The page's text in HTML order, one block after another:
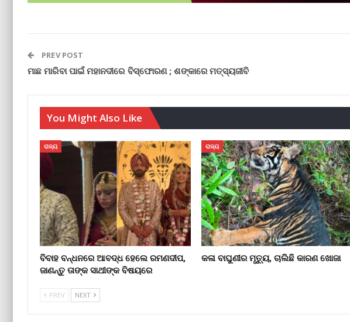
PREV POST
ମାଛ ମାରିବା ପାଇଁ ମହାନଦୀରେ ବିସ୍ଫୋରଣ ; ଶଙ୍କାରେ ମତ୍ସ୍ୟଜୀବି
You Might Also Like
ରାଜ୍ୟ
ବିବାହ ବନ୍ଧନରେ ଆବଦ୍ଧ ହେଲେ ରମଣଦୀପ,
ଜାଣନ୍ତୁ ତାଙ୍କ ସାଥୀଙ୍କ ବିଷୟରେ
ରାଜ୍ୟ
କଳା ବାଘୁଣୀର ମୃତ୍ୟୁ, ଚାଲିଛି କାରଣ ଖୋଜା
PREV NEXT